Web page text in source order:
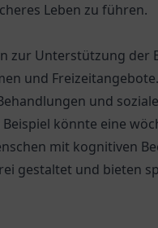
Leben zu führen.
zur Unterstützung der
und
und
könnte eine
mit kognitiven
gestaltet und bieten